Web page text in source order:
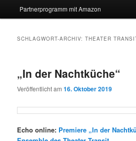
Partnerprogramm mit Amazon
SCHLAGWORT-ARCHIV:THEATER
„In der Nachtküche“
Veröffentlicht am16. Oktober 2019
Echo online: Premiere „In der